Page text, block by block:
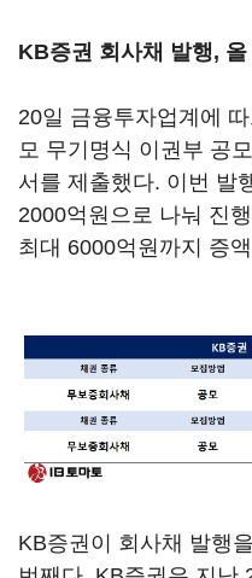
KB증권 회사채 발행, 올
20일 금융투자업계에
모 무기명식 이권부 공
서를 제출했다. 이번 발
2000억원으로 나눠 진
최대 6000억원까지 증
KB증권이 회사채 발행